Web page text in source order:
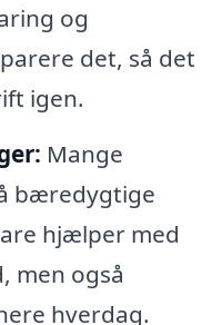
og
det, så det
igen.
Mange
bæredygtige
hjælper med
men også
hverdag.